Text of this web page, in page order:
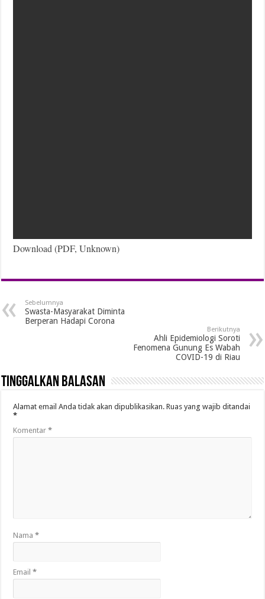
Download (PDF, Unknown)
Sebelumnya
Swasta-Masyarakat Diminta
Berperan Hadapi Corona
Berikutnya
Ahli Epidemiologi Soroti
Fenomena Gunung Es Wabah
COVID-19 di Riau
Tinggalkan Balasan
Alamat email Anda tidak akan dipublikasikan. Ruas yang wajib ditandai
*
Komentar*
Nama*
Email*